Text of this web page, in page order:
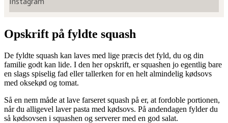
Opskrift på fyldte squash
De fyldte squash kan laves med lige præcis det fyld, du og din
familie godt kan lide. I den her opskrift, er squashen jo egentlig bare
en slags spiselig fad eller tallerken for en helt almindelig kødsovs
med oksekød og tomat.
Så en nem måde at lave farseret squash på er, at fordoble portionen,
når du alligevel laver pasta med kødsovs. På andendagen fylder du
så kødsovsen i squashen og serverer med en god salat.